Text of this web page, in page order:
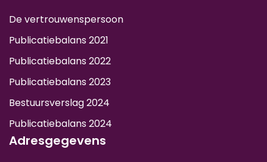
De vertrouwenspersoon
Publicatiebalans 2021
Publicatiebalans 2022
Publicatiebalans 2023
Bestuursverslag 2024
Publicatiebalans 2024
Adresgegevens